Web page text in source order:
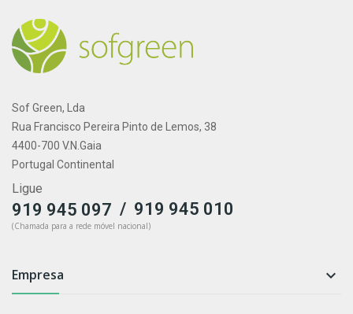
Sof Green, Lda
Rua Francisco Pereira Pinto de Lemos, 38
4400-700 V.N.Gaia
Portugal Continental
Ligue
919 945 097 / 919 945 010
(Chamada para a rede móvel nacional)
Empresa 